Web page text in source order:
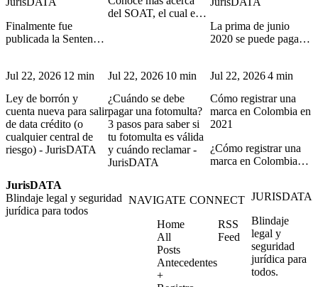
Finalmente fue
publicada la Sentencia
declaró inexequible la
propietario del
vehículo y el
conductor
del SOAT, el cual es
accidentes de tránsito.
La prima de junio
2020 se puede pagar
debe realizar el pago
hecho.
Jul 22, 2026 12 min
Ley de borrón y
cuenta nueva para salir
de data crédito (o
cualquier central de
riesgo) - JurisDATA
Jul 22, 2026 10 min
¿Cuándo se debe
pagar una fotomulta?
3 pasos para saber si
tu fotomulta es válida
y cuándo reclamar -
JurisDATA
Jul 22, 20264 min
Cómo registrar una
marca en Colombia en
2021
¿Cómo registrar una
marca en Colombia?
que debes llevar a
JurisDATA
Blindaje legal y seguridad
jurídica para todos
NAVIGATE
Home
All
Posts
Antecedentes
+
CONNECT
RSS
Feed
JURISDATA
Blindaje
legal y
seguridad
jurídica para
todos.